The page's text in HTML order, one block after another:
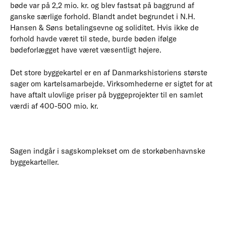
bøde var på 2,2 mio. kr. og blev fastsat på baggrund af
ganske særlige forhold. Blandt andet begrundet i N.H.
Hansen & Søns betalingsevne og soliditet. Hvis ikke de
forhold havde været til stede, burde bøden ifølge
bødeforlægget have været væsentligt højere.
Det store byggekartel er en af Danmarkshistoriens største
sager om kartelsamarbejde. Virksomhederne er sigtet for at
have aftalt ulovlige priser på byggeprojekter til en samlet
værdi af 400-500 mio. kr.
Sagen indgår i sagskomplekset om de storkøbenhavnske
byggekarteller.